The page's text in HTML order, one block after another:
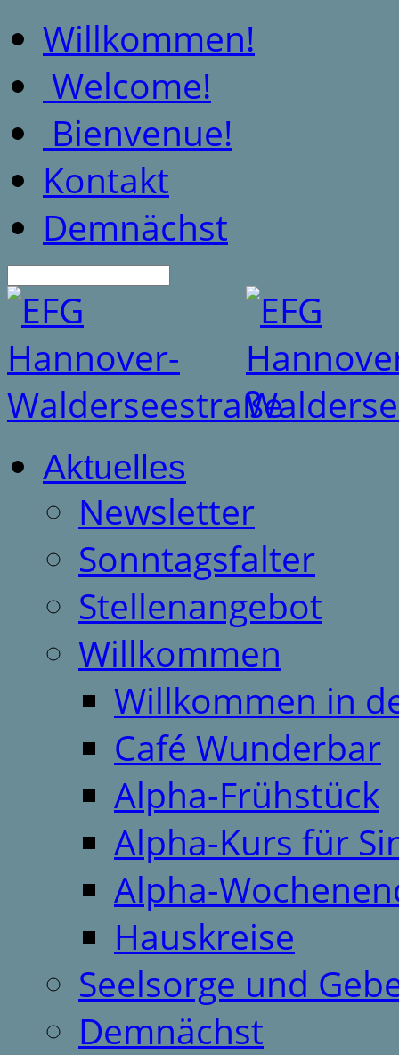
Willkommen!
Welcome!
Bienvenue!
Kontakt
Demnächst
Aktuelles
Newsletter
Sonntagsfalter
Stellenangebot
Willkommen
Willkommen in
Café Wunderbar
Alpha-Frühstück
Alpha-Kurs für
Alpha-
Hauskreise
Seelsorge und
Demnächst